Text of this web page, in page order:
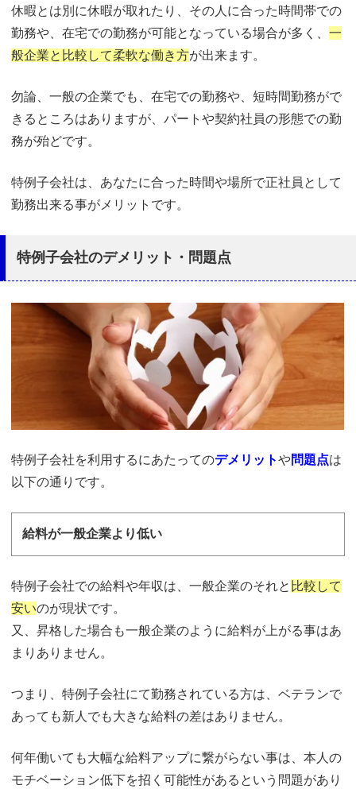
休暇とは別に休暇が取れたり、その人に合った時間帯での
勤務や、在宅での勤務が可能となっている場合が多く、一
般企業と比較して柔軟な働き方が出来ます。
勿論、一般の企業でも、在宅での勤務や、短時間勤務がで
きるところはありますが、パートや契約社員の形態での勤
務が殆どです。
特例子会社は、あなたに合った時間や場所で正社員として
勤務出来る事がメリットです。
特例子会社のデメリット・問題点
特例子会社を利用するにあたってのデメリットや問題点は
以下の通りです。
給料が一般企業より低い
特例子会社での給料や年収は、一般企業のそれと 比較して
安いのが現状です。
又、昇格した場合も一般企業のように給料が上がる事はあ
まりありません。
つまり、特例子会社にて勤務されている方は、ベテランで
あっても新人でも大きな給料の差はありません。
何年働いても大幅な給料アップに繋がらない事は、本人の
モチベーション低下を招く可能性があるという問題があり